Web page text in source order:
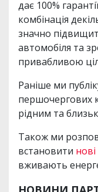
дає 100%
комбінація
значно
автомобіля та
привабливою
Раніше ми
першочергових
рідним та
Також ми
встановити
вживають